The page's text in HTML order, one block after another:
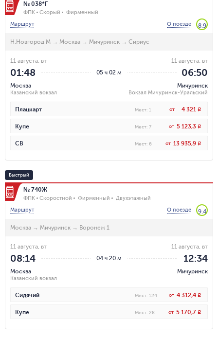
№ 038*Г
ФПК Скорый
Фирменный
Маршрут
О поезде 8.9
Н.Новгород М → Москва → Мичуринск → Сириус
05 ч 02 м
11 августа, вт
01:48
Москва
Казанский вокзал
11 августа, вт
06:50
Мичуринск
Вокзал Мичуринск-Уральский
Плацкарт Мест: 1 от 4 321 R
Купе Мест: 7 от 5 123,3 R
СВ Мест: 6 от 13 935,9 R
Быстрый
№ 740Ж
ФПК Скоростной Фирменный
Двухэтажный
Маршрут
О поезде 9.4
Москва → Мичуринск → Воронеж 1
04 ч 20 м
11 августа, вт
08:14
Москва
Казанский вокзал
11 августа, вт
12:34
Мичуринск
Сидячий Мест: 124 от 4 312,4 R
Купе Мест: 28 от 5 170,7 R